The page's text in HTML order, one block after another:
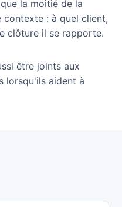
la moitié de la
contexte : à quel client,
clôture il se rapporte.
être joints aux
lorsqu'ils aident à